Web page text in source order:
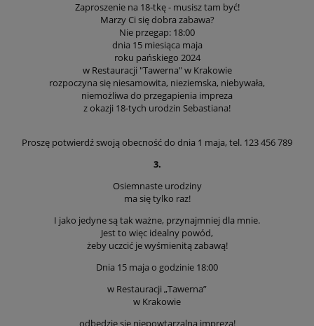
Zaproszenie na 18-tkę - musisz tam być!
Marzy Ci się dobra zabawa?
Nie przegap: 18:00
dnia 15 miesiąca maja
roku pańskiego 2024
w Restauracji "Tawerna" w Krakowie
rozpoczyna się niesamowita, nieziemska, niebywała,
niemożliwa do przegapienia impreza
z okazji 18-tych urodzin Sebastiana!
Proszę potwierdź swoją obecność do dnia 1 maja, tel. 123 456 789
3.
Osiemnaste urodziny
ma się tylko raz!
I jako jedyne są tak ważne, przynajmniej dla mnie.
Jest to więc idealny powód,
żeby uczcić je wyśmienitą zabawą!
Dnia 15 maja o godzinie 18:00
w Restauracji „Tawerna”
w Krakowie
odbędzie się niepowtarzalna impreza!